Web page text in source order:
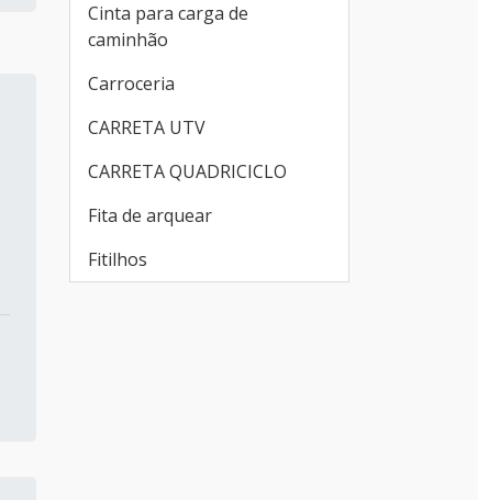
Cinta para carga de
caminhão
Carroceria
CARRETA UTV
CARRETA QUADRICICLO
Fita de arquear
Fitilhos